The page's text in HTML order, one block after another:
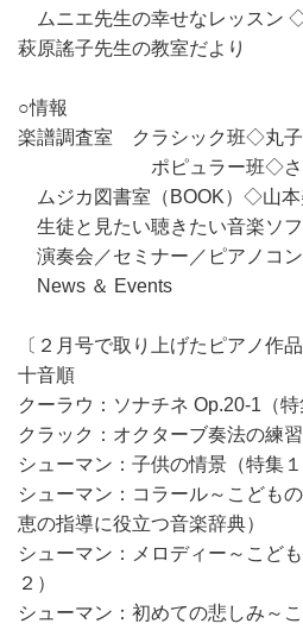
ムニエ先生の幸せなレッスン
萩原謠子先生の教室だより
○情報
楽譜調査室 クラシック班◇丸
ポピュラー班◇さどは
ムジカ図書室（BOOK）◇山
生徒と見たい聴きたい音楽ソ
演奏会／セミナー／ピアノコ
News ＆ Events
〔２月号で取り上げたピアノ
十音順
クーラウ：ソナチネ Op.20-1（特
クラック：オクターブ奏法の練習
シューマン：子供の情景（特集１
シューマン：コラール～こども
恵の指導に役立つ音楽辞典）
シューマン：メロディー～こど
２）
シューマン：初めての悲しみ～